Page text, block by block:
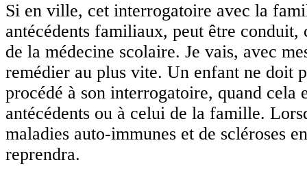
Si en ville, cet interrogatoire avec la
antécédents familiaux, peut être conduit,
de la médecine scolaire. Je vais, avec
remédier au plus vite. Un enfant ne doit
procédé à son interrogatoire, quand cela
antécédents ou à celui de la famille.
maladies auto-immunes et de scléroses
reprendra.